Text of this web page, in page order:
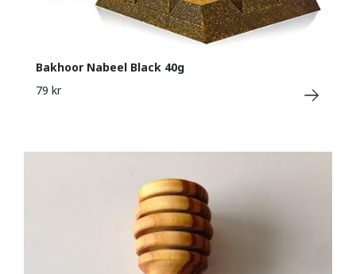
Bakhoor Nabeel Black 40g
79 kr